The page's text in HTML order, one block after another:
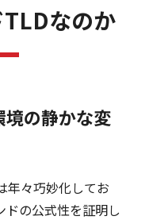
なのか
の静かな変
年々巧妙化してお
ドの公式性を証明し